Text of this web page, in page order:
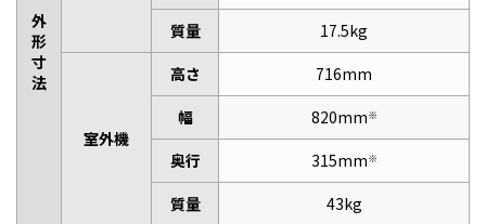
外
形
寸
法
質量
17.5kg
室外機
高さ
716mm
幅
820mm※
奥行 315mm※
質量 43kg